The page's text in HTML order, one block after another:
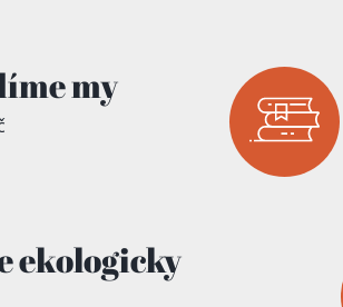
my
ekologicky